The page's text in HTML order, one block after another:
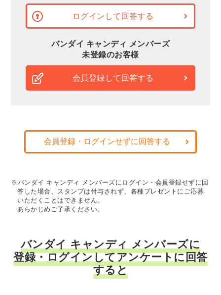
ログインして回答する
バンダイ キャンディ メンバーズ
未登録のお客様
会員登録して回答する
会員登録・ログインせずに回答する
※バンダイ キャンディ メンバーズにログイン・会員登録せずに回
答した場合、スタンプは付与されず、各種プレゼントにご応募
いただくことはできません。
あらかじめご了承ください。
バンダイ キャンディ メンバーズに
登録・ログインしてアンケートに回答
すると